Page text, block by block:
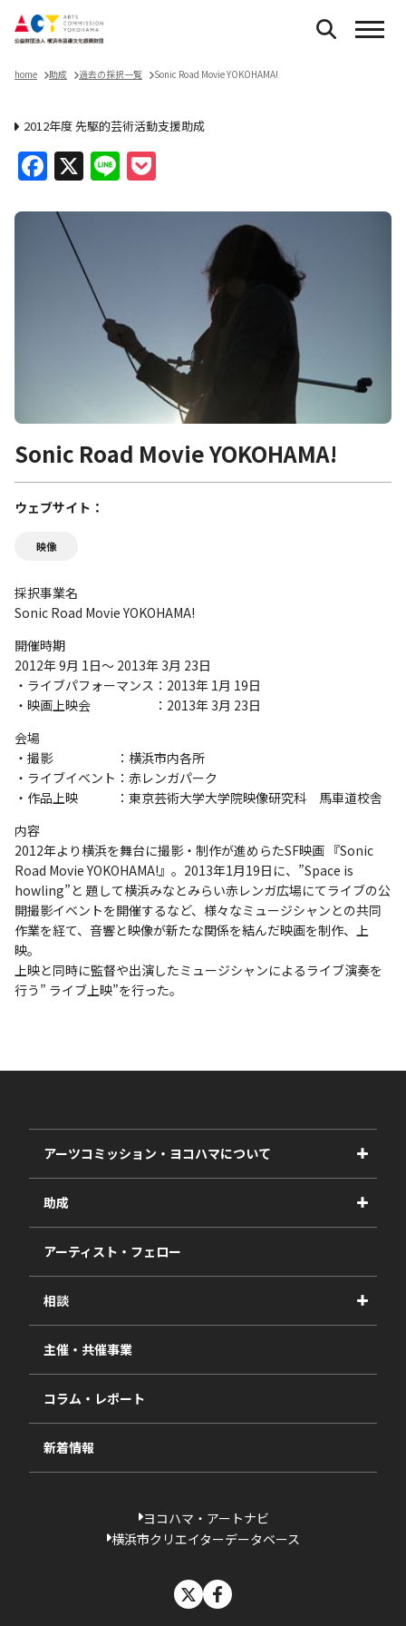
home 助成 過去の採択一覧 Sonic Road Movie YOKOHAMA!
2012年度 先駆的芸術活動支援助成
Facebook
X Line
Sonic Road Movie YOKOHAMA!
ウェブサイト
映像
採択事業名
Sonic Road Movie YOKOHAMA!
開催時期
2012年 9月 1日～ 2013年 3月 23日
・ライブパフォーマンス：2013年 1月 19日
・映画上映会 ：2013年 3月 23日
会場
・撮影 ：横浜市内各所
・ライブイベント：赤レンガパーク
・作品上映 ：東京芸術大学大学院映像研究科 馬車道校舎
内容
2012年より横浜を舞台に撮影・制作が進めらたSF映画 『Sonic
Road Movie YOKOHAMA!』。2013年1月19日に、”Space is
howling”と 題して横浜みなとみらい赤レンガ広場にてライブの公
開撮影イベントを開催するなど、様々なミュージシャンとの共同
作業を経て、音響と映像が新たな関係を結んだ映画を制作、上
映。
上映と同時に監督や出演したミュージシャンによるライブ演奏を
行う” ライブ上映”を行った。
アーツコミッション・ヨコハマについて
事業紹介
事業報告書
助成
2027年度
2026年度
2025年度
2024年度
2023年度
過去の採択一覧
アーティスト・フェロー
相談
視察・ヒアリング・研究
相談依頼フォーム
主催・共催事業
コラム・レポート
新着情報
ヨコハマ・アートナビ
横浜市クリエイターデータベース